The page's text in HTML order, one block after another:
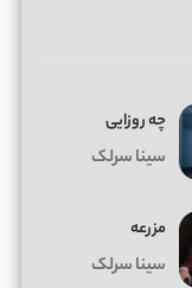
چه روزایی
سینا سرلک
مزرعه
سینا سرلک